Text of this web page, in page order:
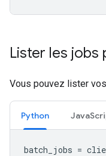
Lister les jobs
Vous pouvez lister
Python
batch_jobs =